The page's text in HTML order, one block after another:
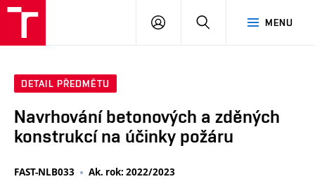
MENU
PŘIHLÁSIT
DETAIL PŘEDMĚTU
Navrhování betonových a zděných
konstrukcí na účinky požáru
FAST-NLB033 Ak. rok: 2022/2023